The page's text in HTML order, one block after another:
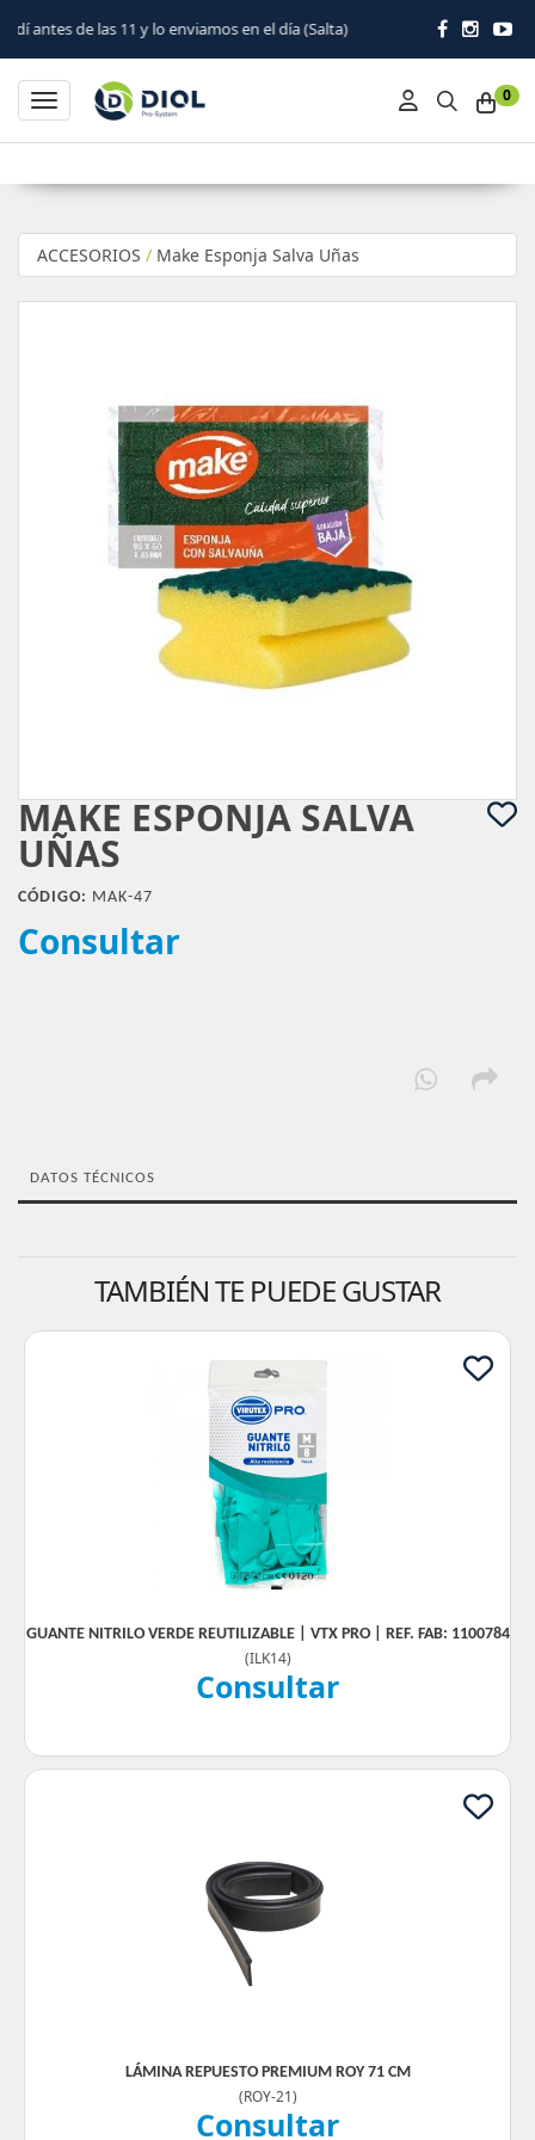
y lo enviamos en el día (Salta)
0
Toggle navigation
ACCESORIOS / Make Esponja Salva Uñas
MAKE ESPONJA SALVA
UÑAS
CÓDIGO: MAK-47
Consultar
DATOS TÉCNICOS
TAMBIÉN TE PUEDE GUSTAR
GUANTE NITRILO VERDE REUTILIZABLE | VTX PRO | REF. FAB: 1100784
(ILK14)
Consultar
LÁMINA REPUESTO PREMIUM ROY 71 CM
(ROY-21)
Consultar